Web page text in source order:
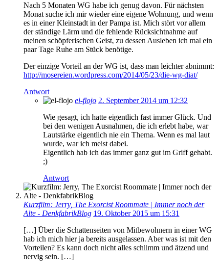
Nach 5 Monaten WG habe ich genug davon. Für nächsten
Monat suche ich mir wieder eine eigene Wohnung, und wenn
es in einer Kleinstadt in der Pampa ist. Mich stört vor allem
der ständige Lärm und die fehlende Rücksichtnahme auf
meinen schöpferischen Geist, zu dessen Ausleben ich mal ein
paar Tage Ruhe am Stück benötige.
Der einzige Vorteil an der WG ist, dass man leichter abnimmt:
http://mosereien.wordpress.com/2014/05/23/die-wg-diat/
Antwort
el-flojo 2. September 2014 um 12:32
Wie gesagt, ich hatte eigentlich fast immer Glück. Und
bei den wenigen Ausnahmen, die ich erlebt habe, war
Lautstärke eigentlich nie ein Thema. Wenn es mal laut
wurde, war ich meist dabei.
Eigentlich hab ich das immer ganz gut im Griff gehabt.
;)
Antwort
Kurzfilm: Jerry, The Exorcist Roommate | Immer noch der
Alte - DenkfabrikBlog 19. Oktober 2015 um 15:31
[…] Über die Schattenseiten von Mitbewohnern in einer WG
hab ich mich hier ja bereits ausgelassen. Aber was ist mit den
Vorteilen? Es kann doch nicht alles schlimm und ätzend und
nervig sein. […]